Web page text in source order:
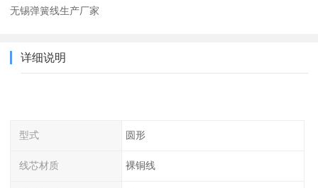
无锡弹簧线生产厂家
详细说明
型式 圆形
线芯材质 裸铜线